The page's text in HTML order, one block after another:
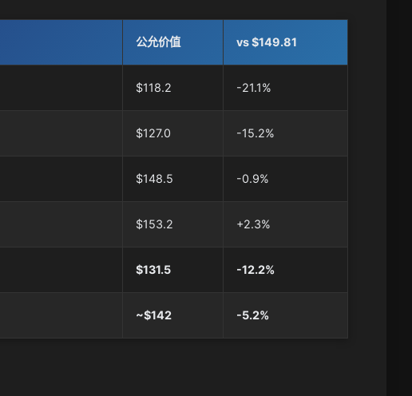
公允价值 vs $149.81
$118.2 -21.1%
$127.0 -15.2%
$148.5 -0.9%
$153.2 +2.3%
$131.5 -12.2%
~$142 -5.2%